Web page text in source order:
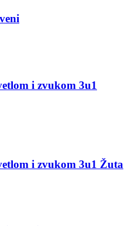
i zvukom 3u1
i zvukom 3u1 Žuta